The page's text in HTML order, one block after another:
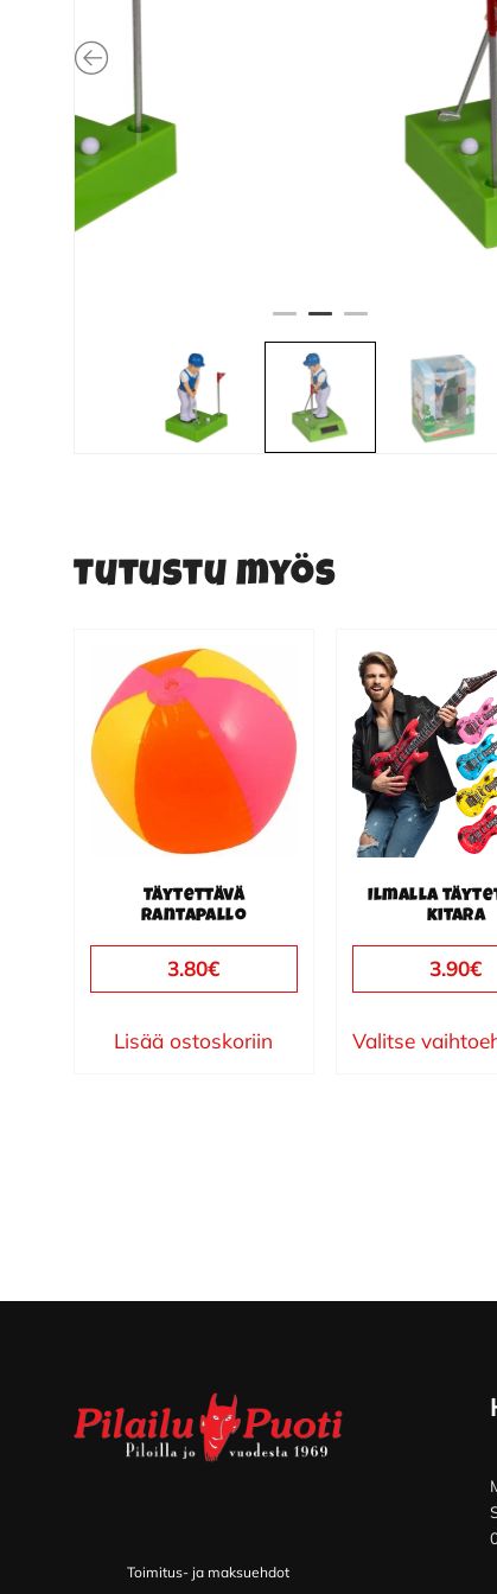
Tutustu myös
Täytettävä
rantapallo
3.80€
Lisää ostoskoriin
Ilmalla
kitara
3.90€
Valitse
Tällä
tuotteella
on
useampi
muunnelma.
Voit
tehdä
valinnat
tuotteen
Toimitus- ja maksuehdot